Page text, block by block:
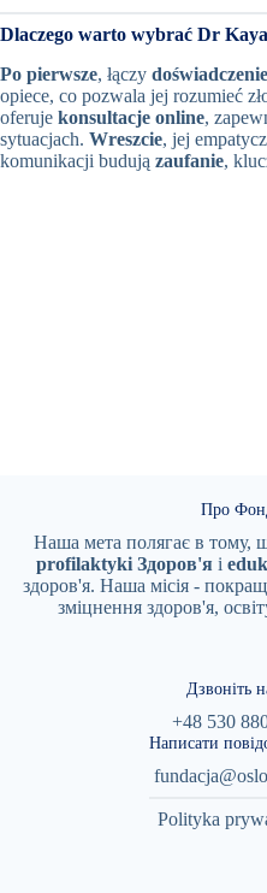
Dlaczego warto wybrać Dr
Po pierwsze, łączy
opiece, co pozwala jej rozumieć
oferuje konsultacje online,
sytuacjach. Wreszcie, jej
komunikacji budują zaufanie,
Про
Наша мета полягає в тому,
profilaktyki Здоров'я i
здоров'я. Наша місія -
зміцнення здоров'я,
Дзвоніть
+48 530
Написати
Polityka